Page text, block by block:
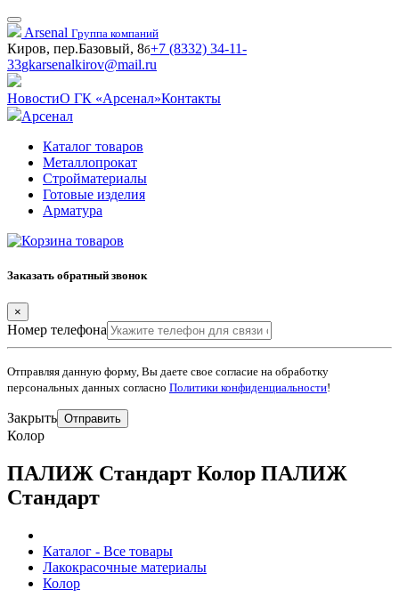
Arsenal Группа компаний
Киров, пер.Базовый, 8б+7 (8332) 34-11-
33gkarsenalkirov@mail.ru
НовостиО ГК «Арсенал»Контакты
Арсенал
Каталог товаров
Металлопрокат
Стройматериалы
Готовые изделия
Арматура
Заказать обратный звонок
×
Номер телефона
Отправляя данную форму, Вы даете свое согласие на обработку
персональных данных согласно Политики конфиденциальности!
Закрыть Отправить
Колор
ПАЛИЖ Стандарт Колор ПАЛИЖ
Стандарт
Каталог - Все товары
Лакокрасочные материалы
Колор